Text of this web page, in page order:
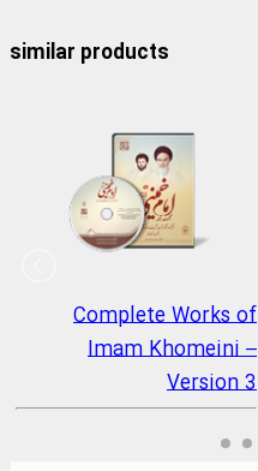
similar products
Complete Works of
Imam Khomeini –
Version 3
193,200 Toman